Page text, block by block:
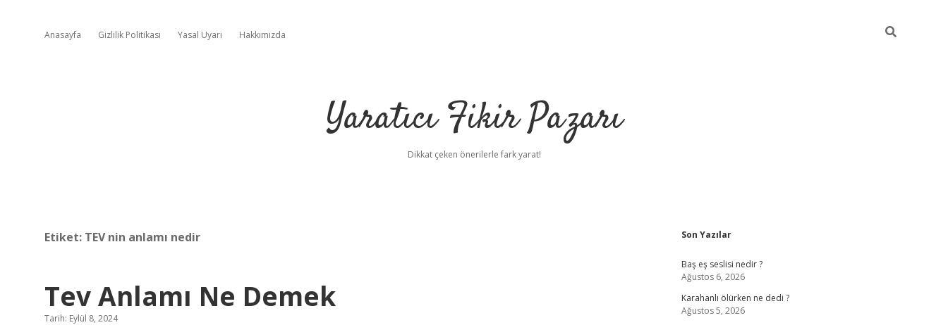
Anasayfa Gizlilik Politikası Yasal Uyarı Hakkımızda
Yaratıcı Fikir Pazarı
Dikkat çeken önerilerle fark yarat!
Etiket: TEV nin anlamı nedir
Tev Anlamı Ne Demek
Tarih: Eylül 8, 2024
Sidebar
Son Yazılar
Baş eş seslisi nedir ?
Ağustos 6, 2026
Karahanlı ölürken ne dedi ?
Ağustos 5, 2026